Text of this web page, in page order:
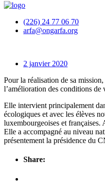
(226) 24 77 06 70
arfa@ongarfa.org
2 janvier 2020
Pour la réalisation de sa
l’amélioration des conditions de
Elle intervient principalement
écologiques et avec les élèves
luxembourgeoises et
Elle a accompagné au niveau
présentement la présidence du
Share: